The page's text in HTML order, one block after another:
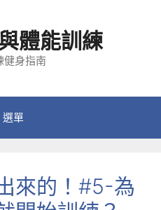
體能訓練
健身指南
選單
來的！#5-為